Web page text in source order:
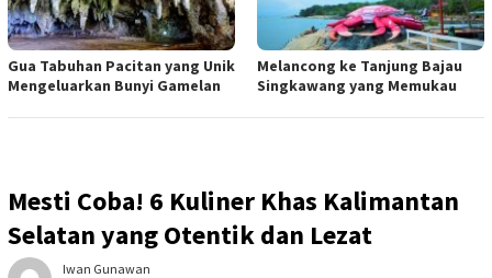
Gua Tabuhan Pacitan yang Unik
Mengeluarkan Bunyi Gamelan
Melancong ke Tanjung Bajau
Singkawang yang Memukau
Mesti Coba! 6 Kuliner Khas Kalimantan
Selatan yang Otentik dan Lezat
Iwan Gunawan